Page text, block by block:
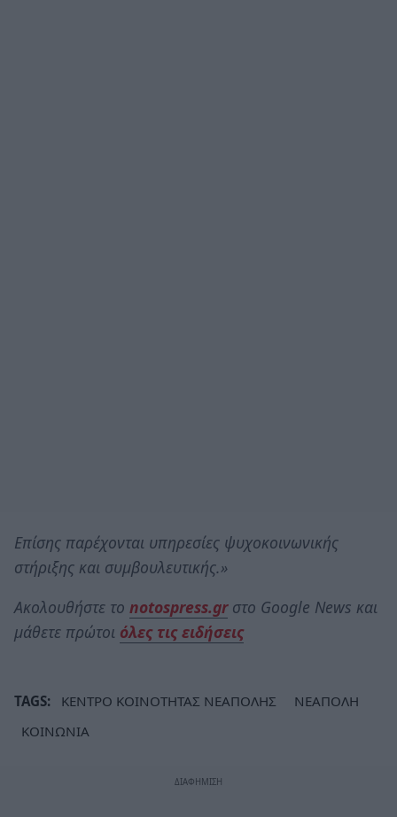
Επίσης παρέχονται υπηρεσίες ψυχοκοινωνικής
στήριξης και συμβουλευτικής.»
Ακολουθήστε το notospress.grστο Google News και
μάθετε πρώτοι όλες τις ειδήσεις
TAGS: ΚΕΝΤΡΟ ΚΟΙΝΟΤΗΤΑΣ ΝΕΑΠΟΛΗΣ
ΝΕΑΠΟΛΗ
ΚΟΙΝΩΝΙΑ